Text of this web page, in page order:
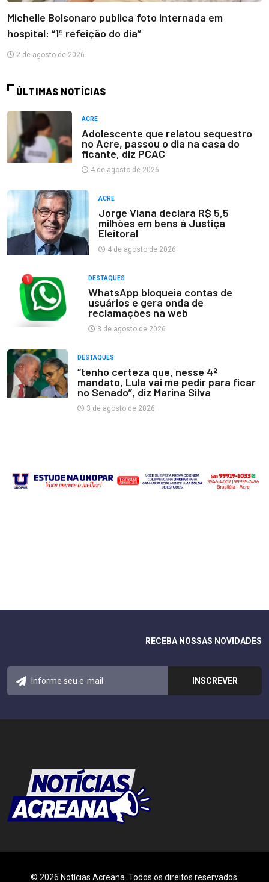
Michelle Bolsonaro publica foto internada em
hospital: “1ª refeição do dia”
2 de agosto de 2026
ÚLTIMAS NOTÍCIAS
ACRE
Adolescente que relatou sequestro
no Acre, passou o dia na casa do
ficante, diz PCAC
4 de agosto de 2026
ACRE
Jorge Viana declara R$ 5,5
milhões em bens à Justiça
Eleitoral
4 de agosto de 2026
DESTAQUES
WhatsApp bloqueia contas de
usuários e gera onda de
reclamações na web
3 de agosto de 2026
DESTAQUES
“tenho certeza que, nesse 4º
mandato, Lula vai me pedir para ficar
no Senado”, diz Marina Silva
3 de agosto de 2026
RECEBA NOSSAS NOVIDADES
© 2026 Notícias Acreana. Todos os direitos reservados.